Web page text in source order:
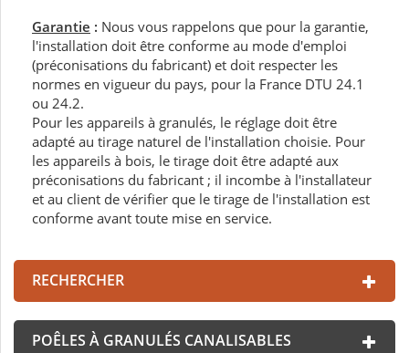
Garantie : Nous vous rappelons que pour la garantie,
l'installation doit être conforme au mode d'emploi
(préconisations du fabricant) et doit respecter les
normes en vigueur du pays, pour la France DTU 24.1
ou 24.2.
Pour les appareils à granulés, le réglage doit être
adapté au tirage naturel de l'installation choisie. Pour
les appareils à bois, le tirage doit être adapté aux
préconisations du fabricant ; il incombe à l'installateur
et au client de vérifier que le tirage de l'installation est
conforme avant toute mise en service.
RECHERCHER
POÊLES À GRANULÉS CANALISABLES